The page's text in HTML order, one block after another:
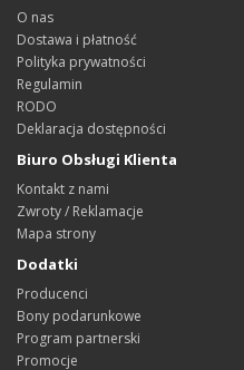
O nas
Dostawa i płatność
Polityka prywatności
Regulamin
RODO
Deklaracja dostępności
Biuro Obsługi Klienta
Kontakt z nami
Zwroty / Reklamacje
Mapa strony
Dodatki
Producenci
Bony podarunkowe
Program partnerski
Promocje